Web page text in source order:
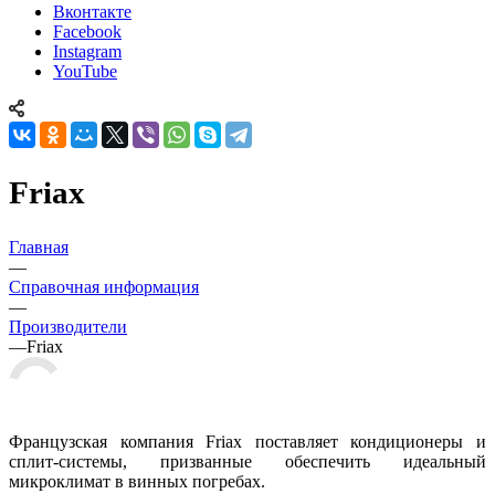
Вконтакте
Facebook
Instagram
YouTube
Friax
Главная
—
Справочная информация
—
Производители
—Friax
Французская компания Friax поставляет кондиционеры и
сплит-системы, призванные обеспечить идеальный
микроклимат в винных погребах.